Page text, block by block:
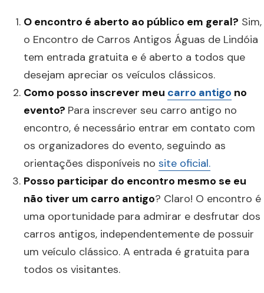
O encontro é aberto ao público em geral? Sim,
o Encontro de Carros Antigos Águas de Lindóia
tem entrada gratuita e é aberto a todos que
desejam apreciar os veículos clássicos.
Como posso inscrever meu carro antigo no
evento? Para inscrever seu carro antigo no
encontro, é necessário entrar em contato com
os organizadores do evento, seguindo as
orientações disponíveis no site oficial.
Posso participar do encontro mesmo se eu
não tiver um carro antigo? Claro! O encontro é
uma oportunidade para admirar e desfrutar dos
carros antigos, independentemente de possuir
um veículo clássico. A entrada é gratuita para
todos os visitantes.